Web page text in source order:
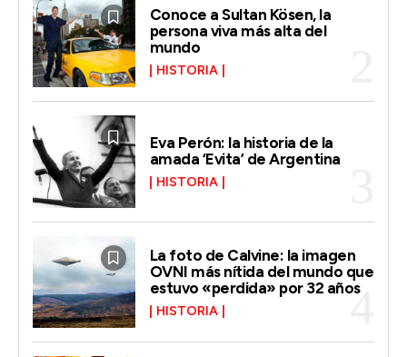
Conoce a Sultan Kösen, la
persona viva más alta del
mundo
HISTORIA
Eva Perón: la historia de la
amada ‘Evita’ de Argentina
HISTORIA
La foto de Calvine: la imagen
OVNI más nítida del mundo que
estuvo «perdida» por 32 años
HISTORIA